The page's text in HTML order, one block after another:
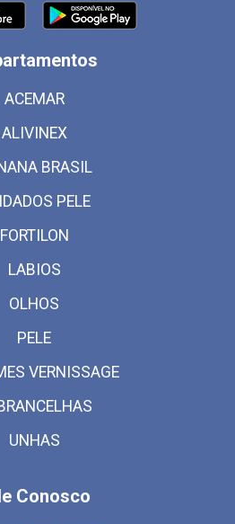
ACEMAR
ALIVINEX
BRASIL
PELE
FORTILON
LABIOS
OLHOS
PELE
VERNISSAGE
UNHAS
Conosco